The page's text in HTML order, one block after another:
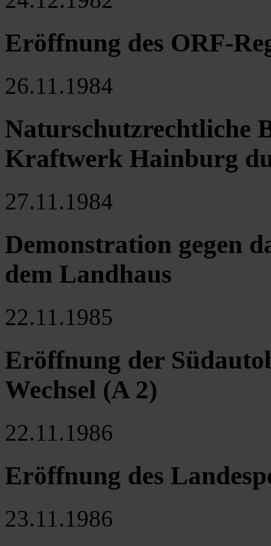
Eröffnung des ORF-
26.11.1984
Naturschutzrechtliche
Kraftwerk Hainburg
27.11.1984
Demonstration gegen
dem Landhaus
22.11.1985
Eröffnung der
Wechsel (A 2)
22.11.1986
Eröffnung des
23.11.1986